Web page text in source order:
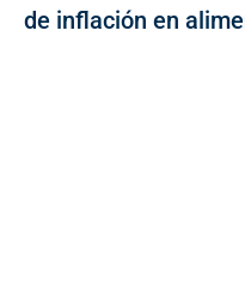
de inflación en